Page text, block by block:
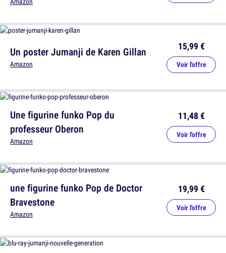
Une figurine funko Pop du
professeur Oberon
Amazon
11,48 €
Voir l'offre
Un poster Jumanji de Karen Gillan
Amazon
15,99 €
Voir l'offre
une figurine funko Pop de Doctor
Bravestone
Amazon
19,99 €
Voir l'offre